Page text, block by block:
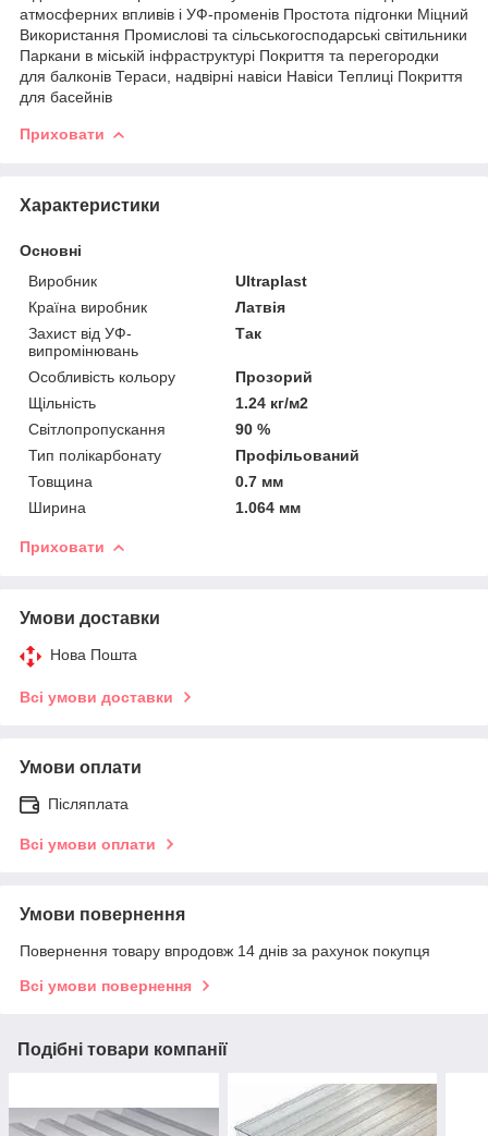
атмосферних впливів і УФ-променів Простота підгонки Міцний
Використання Промислові та сільськогосподарські світильники
Паркани в міській інфраструктурі Покриття та перегородки
для балконів Тераси, надвірні навіси Навіси Теплиці Покриття
для басейнів
Приховати
Характеристики
Основні
Виробник
Ultraplast
Країна виробник
Латвія
Захист від УФ-
випромінювань
Так
Особливість кольору
Прозорий
Щільність
1.24 кг/м2
Світлопропускання
90 %
Тип полікарбонату
Профільований
Товщина
0.7 мм
Ширина
1.064 мм
Приховати
Умови доставки
Нова Пошта
Всі умови доставки
Умови оплати
Післяплата
Всі умови оплати
Умови повернення
Повернення товару впродовж 14 днів за рахунок покупця
Всі умови повернення
Подібні товари компанії